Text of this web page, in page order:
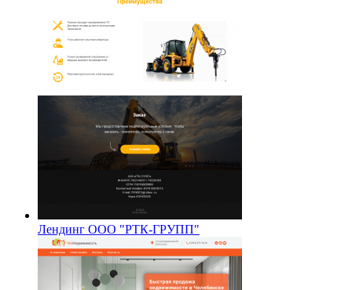
Лендинг ООО "РТК-ГРУПП"